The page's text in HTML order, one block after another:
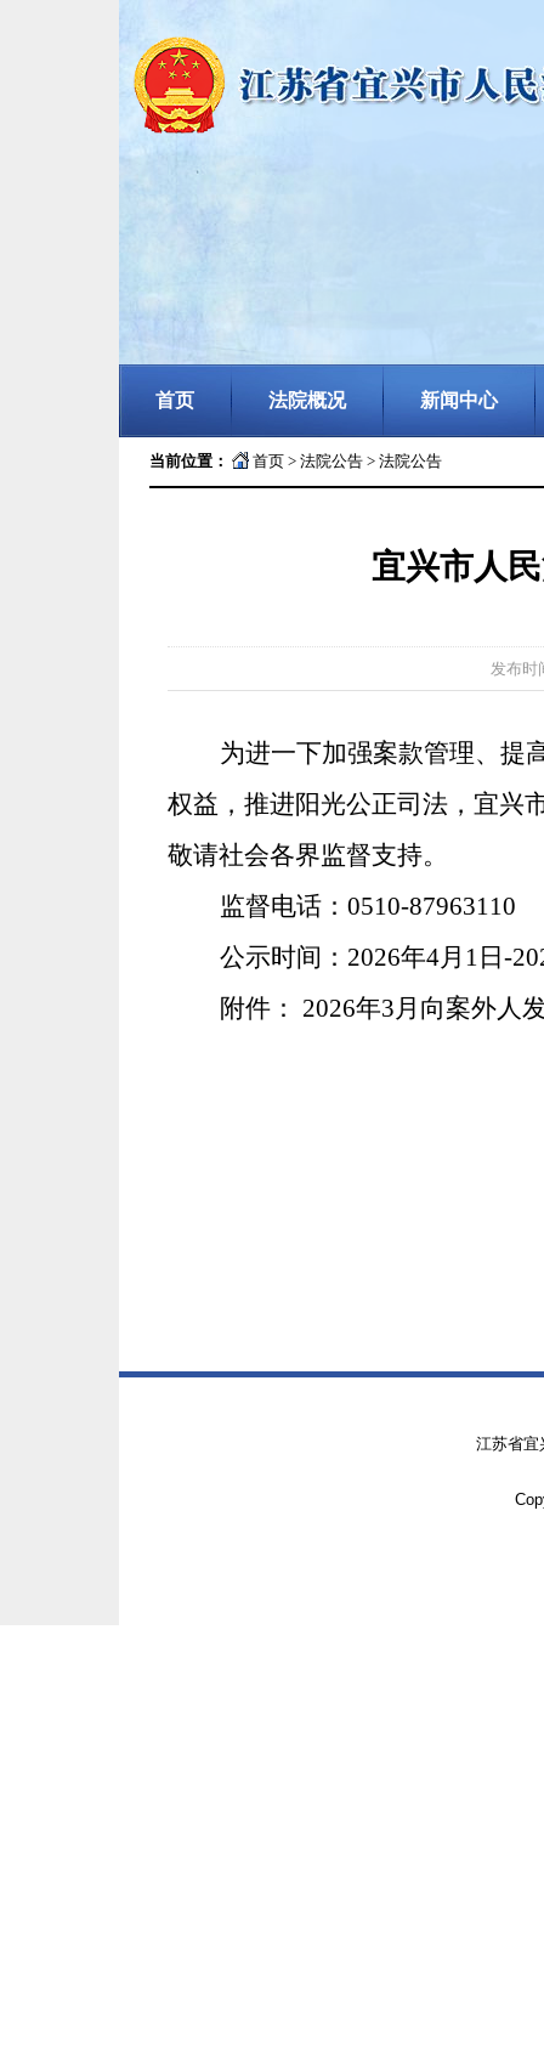
首页 法院概况 新闻中心
当前位置： 首页 > 法院公告 > 法院公告
宜兴市人
发布时
为进一下加强案款管理、提
权益，推进阳光公正司法，宜兴
敬请社会各界监督支持。
监督电话： 0510-87963110
公示时间： 2026年4月1日-
附件：
2026年3月向案外人
江苏省宜